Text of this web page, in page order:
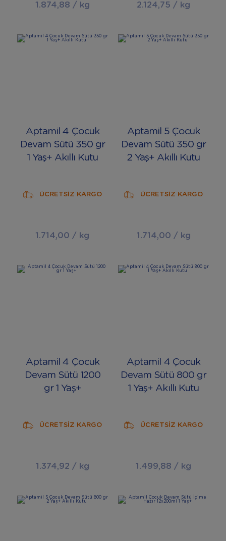
1.874,88 / kg 2.124,75 / kg
Aptamil 4 Çocuk
Devam Sütü 350 gr
1 Yaş+ Akıllı Kutu
ÜCRETSİZ KARGO
1.714,00 / kg
Aptamil 5 Çocuk
Devam Sütü 350 gr
2 Yaş+ Akıllı Kutu
ÜCRETSİZ KARGO
1.714,00 / kg
Aptamil 4 Çocuk
Devam Sütü 1200
gr 1 Yaş+
ÜCRETSİZ KARGO
1.374,92 / kg
Aptamil 4 Çocuk
Devam Sütü 800 gr
1 Yaş+ Akıllı Kutu
ÜCRETSİZ KARGO
1.499,88 / kg